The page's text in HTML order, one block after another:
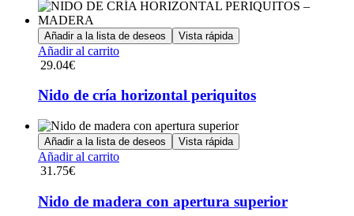
Añadir a la lista de deseos Vista rápida
Añadir al carrito
29.04€
Nido de cría horizontal periquitos
Añadir a la lista de deseos Vista rápida
Añadir al carrito
31.75€
Nido de madera con apertura superior